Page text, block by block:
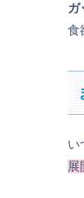
ガ
食
い
展